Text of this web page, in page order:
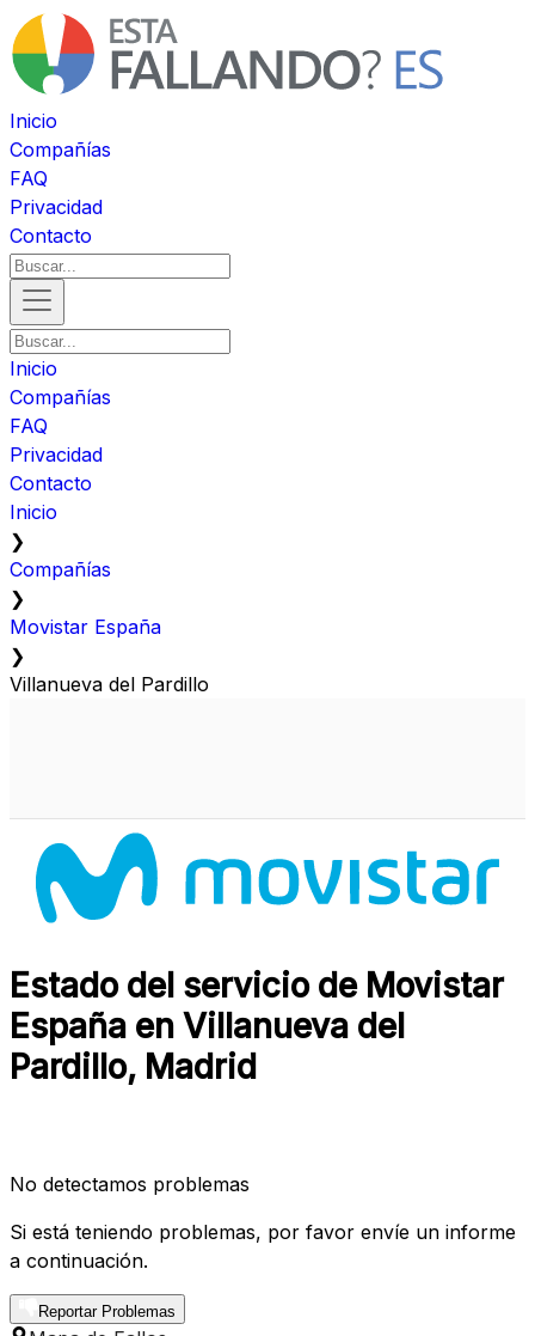
Inicio
Compañías
FAQ
Privacidad
Contacto
Inicio
Compañías
FAQ
Privacidad
Contacto
Inicio
❯
Compañías
❯
Movistar España
❯
Villanueva del Pardillo
Estado del servicio de Movistar
España en Villanueva del
Pardillo, Madrid
No detectamos problemas
Si está teniendo problemas, por favor envíe un informe
a continuación.
Reportar Problemas